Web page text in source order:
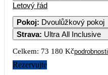
Letový řád
Pokoj: Dvoulůžkový pokoj
Strava: Ultra All Inclusive
Celkem: 73 180 Kčpodrobnosti
Rezervujte